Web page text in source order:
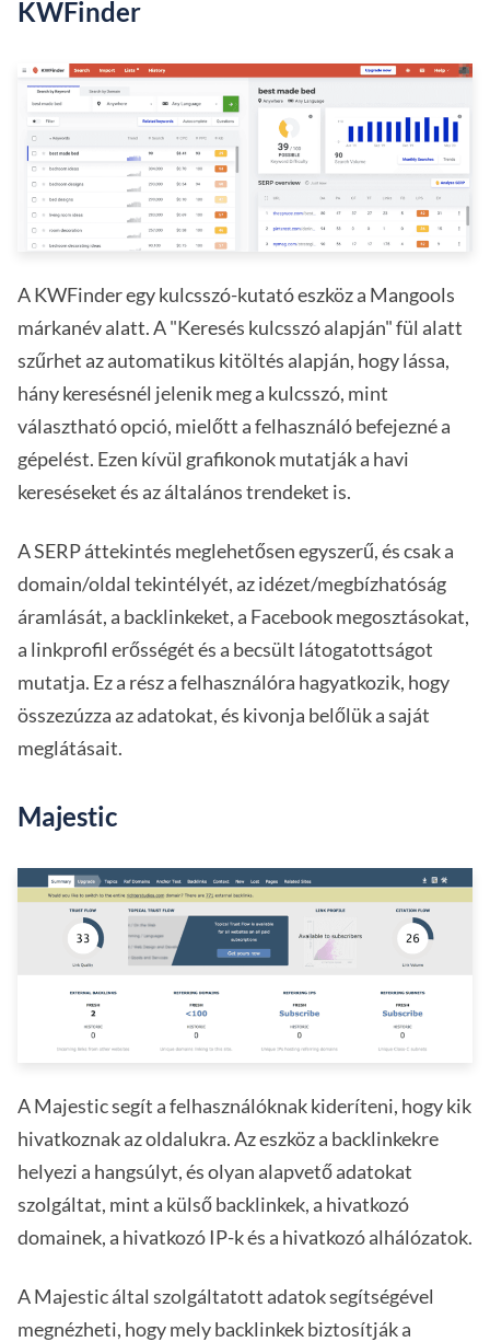
KWFinder
A KWFinder egy kulcsszó-kutató eszköz a Mangools
márkanév alatt. A "Keresés kulcsszó alapján" fül alatt
szűrhet az automatikus kitöltés alapján, hogy lássa,
hány keresésnél jelenik meg a kulcsszó, mint
választható opció, mielőtt a felhasználó befejezné a
gépelést. Ezen kívül grafikonok mutatják a havi
kereséseket és az általános trendeket is.
A SERP áttekintés meglehetősen egyszerű, és csak a
domain/oldal tekintélyét, az idézet/megbízhatóság
áramlását, a backlinkeket, a Facebook megosztásokat,
a linkprofil erősségét és a becsült látogatottságot
mutatja. Ez a rész a felhasználóra hagyatkozik, hogy
összezúzza az adatokat, és kivonja belőlük a saját
meglátásait.
Majestic
A Majestic segít a felhasználóknak kideríteni, hogy kik
hivatkoznak az oldalukra. Az eszköz a backlinkekre
helyezi a hangsúlyt, és olyan alapvető adatokat
szolgáltat, mint a külső backlinkek, a hivatkozó
domainek, a hivatkozó IP-k és a hivatkozó alhálózatok.
A Majestic által szolgáltatott adatok segítségével
megnézheti, hogy mely backlinkek biztosítják a